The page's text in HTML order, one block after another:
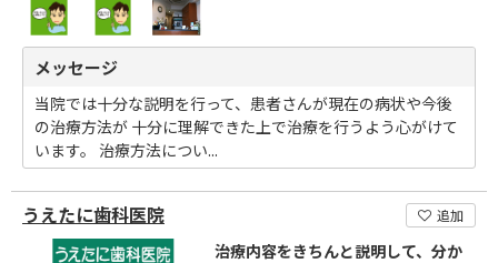
メッセージ
当院では十分な説明を行って、患者さんが現在の病状や今後
の治療方法が 十分に理解できた上で治療を行うよう心がけて
います。 治療方法につい...
うえたに歯科医院 追加
治療内容をきちんと説明して、分か